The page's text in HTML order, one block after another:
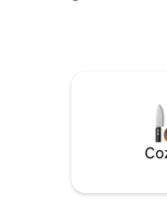
mini-
praia, cafés e
na suíte,
perfeito entre
gratuito e
disponíveis no